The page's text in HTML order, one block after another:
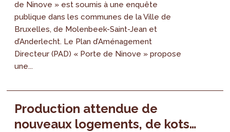
de Ninove » est soumis à une enquête
publique dans les communes de la Ville de
Bruxelles, de Molenbeek-Saint-Jean et
d’Anderlecht. Le Plan d’Aménagement
Directeur (PAD) « Porte de Ninove » propose
une...
Production attendue de
nouveaux logements, de kots…